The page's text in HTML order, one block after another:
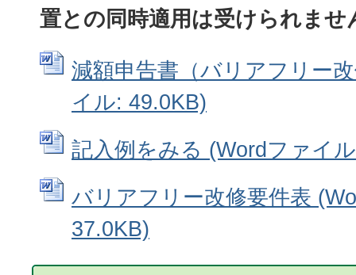
置との同時適用は受けられませ
減額申告書（バリアフリー
イル: 49.0KB)
記入例をみる (Wordファイ
バリアフリー改修要件表
37.0KB)